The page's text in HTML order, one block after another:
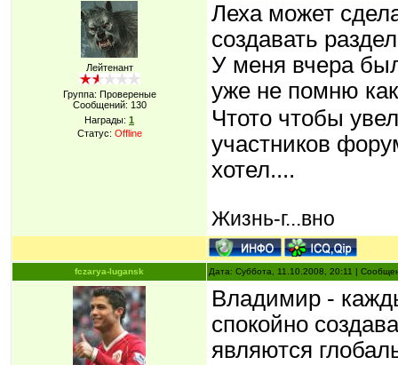
Лейтенант
Группа: Провереные
Сообщений: 130
Награды: 1
Статус: Offline
Леха может
создавать
У меня вчера
уже не помню
Чтото чтобы
участников
хотел....
Жизнь-г...вно
fczarya-lugansk Дата: Суббота, 11.10.2008, 20:11 |
Владимир -
спокойно
являются